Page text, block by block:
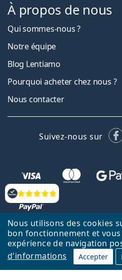
Nous utilisons des cookies
bon fonctionnement et
expérience de navigation
d'informations
Accepter
Évaluation
À propos de nous
Qui sommes-nous ?
Notre équipe
Blog Lentiamo
Pourquoi acheter chez nous ?
Nous contacter
Suivez-nous sur
Retour à la page
Lentiamo.fr est géré et exploité
Un service en